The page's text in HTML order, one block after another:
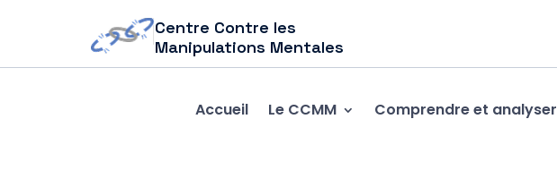
Centre Contre les
Manipulations Mentales
Accueil Le CCMM Comprendre et analyser